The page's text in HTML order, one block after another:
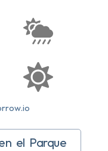
el Parque